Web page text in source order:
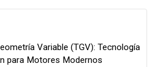
Variable (TGV): Tecnología
para Motores Modernos